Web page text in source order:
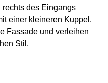
rechts des Eingangs
einer kleineren Kuppel.
Fassade und verleihen
Stil.